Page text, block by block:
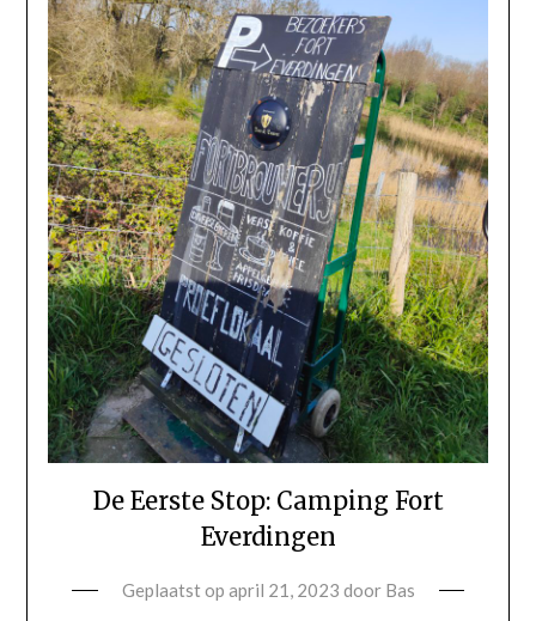
De Eerste Stop: Camping Fort
Everdingen
Geplaatst op april 21, 2023 door Bas